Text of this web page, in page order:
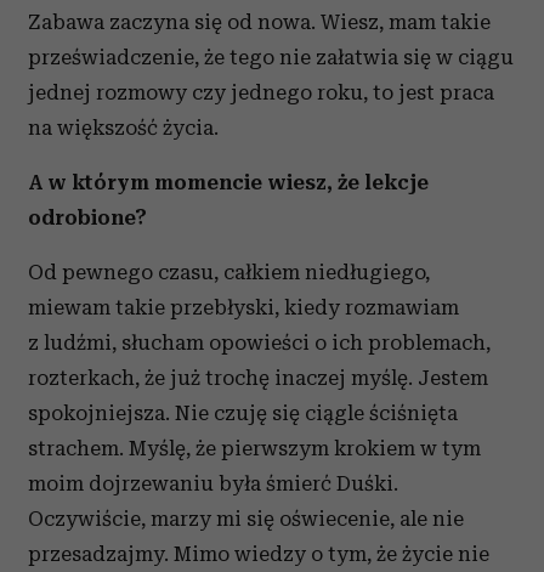
Zabawa zaczyna się od nowa. Wiesz, mam takie
przeświadczenie, że tego nie załatwia się w ciągu
jednej rozmowy czy jednego roku, to jest praca
na większość życia.
A w którym momencie wiesz, że lekcje
odrobione?
Od pewnego czasu, całkiem niedługiego,
miewam takie przebłyski, kiedy rozmawiam
z ludźmi, słucham opowieści o ich problemach,
rozterkach, że już trochę inaczej myślę. Jestem
spokojniejsza. Nie czuję się ciągle ściśnięta
strachem. Myślę, że pierwszym krokiem w tym
moim dojrzewaniu była śmierć Duśki.
Oczywiście, marzy mi się oświecenie, ale nie
przesadzajmy. Mimo wiedzy o tym, że życie nie